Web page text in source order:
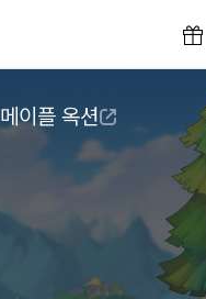
메이플 옥션
버그악